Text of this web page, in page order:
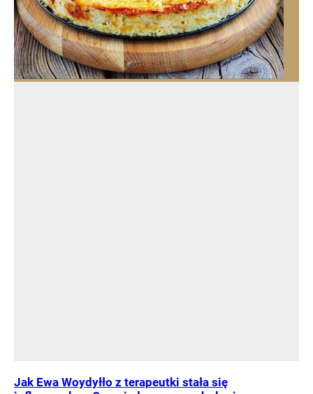
Jak Ewa Woydyłło z terapeutki stała się